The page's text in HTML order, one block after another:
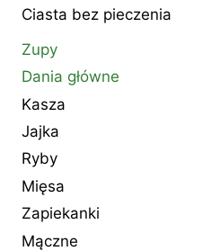
Ciasta bez pieczenia
Zupy
Dania główne
Kasza
Jajka
Ryby
Mięsa
Zapiekanki
Mączne